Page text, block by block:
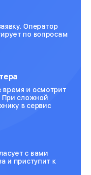
Оператор
по вопросам
время и осмотрит
При сложной
в сервис
с вами
и приступит к